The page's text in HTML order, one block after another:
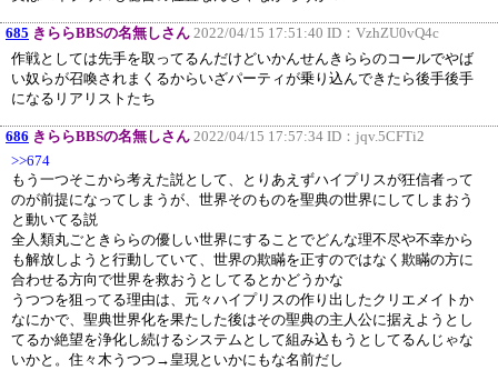
685 きららBBSの名無しさん 2022/04/15 17:51:40 ID： VzhZU0vQ4c
作戦としては先手を取ってるんだけどいかんせんきららのコールでやば
い奴らが召喚されまくるからいざパーティが乗り込んできたら後手後手
になるリアリストたち
686 きららBBSの名無しさん 2022/04/15 17:57:34 ID： jqv.5CFTi2
>>674
もう一つそこから考えた説として、とりあえずハイプリスが狂信者って
のが前提になってしまうが、世界そのものを聖典の世界にしてしまおう
と動いてる説
全人類丸ごときららの優しい世界にすることでどんな理不尽や不幸から
も解放しようと行動していて、世界の欺瞞を正すのではなく欺瞞の方に
合わせる方向で世界を救おうとしてるとかどうかな
うつつを狙ってる理由は、元々ハイプリスの作り出したクリエメイトか
なにかで、聖典世界化を果たした後はその聖典の主人公に据えようとし
てるか絶望を浄化し続けるシステムとして組み込もうとしてるんじゃな
いかと。住々木うつつ→皇現といかにもな名前だし